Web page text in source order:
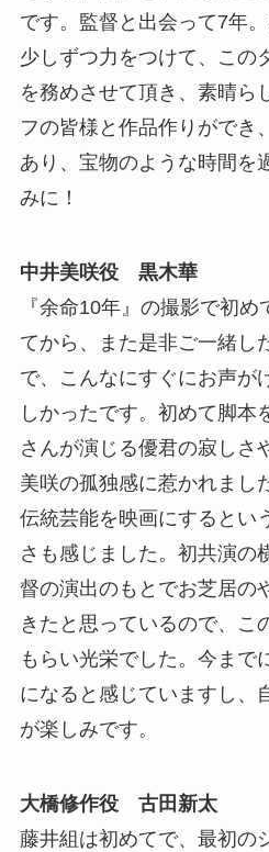
です。監督と出会って7年
少しずつ力をつけて、この
を務めさせて頂き、素晴ら
フの皆様と作品作りができ
あり、宝物のような時間を
みに！
中井美咲役 黒木華
『余命10年』の撮影で初
てから、また是非ご一緒し
で、こんなにすぐにお声が
しかったです。初めて脚本
さんが演じる優君の寂しさ
美咲の孤独感に惹かれまし
伝統芸能を映画にするとい
さも感じました。初共演の
督の演出のもとでお芝居の
きたと思っているので、こ
もらい光栄でした。今まで
になると感じていますし、
が楽しみです。
大橋修作役 古田新太
藤井組は初めてで、最初の